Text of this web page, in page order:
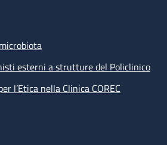
esterni a strutture del Policlinico
l’Etica nella Clinica COREC